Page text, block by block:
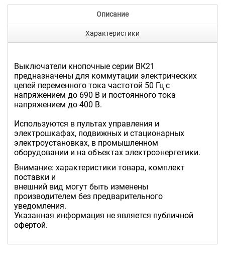
Описание
Характеристики
Выключатели кнопочные серии ВК21
предназначены для коммутации электрических
цепей переменного тока частотой 50 Гц с
напряжением до 690 В и постоянного тока
напряжением до 400 В.
Используются в пультах управления и
электрошкафах, подвижных и стационарных
электроустановках, в промышленном
оборудовании и на объектах электроэнергетики.
Внимание: характеристики товара, комплект
поставки и
внешний вид могут быть изменены
производителем без предварительного
уведомления.
Указанная информация не является публичной
офертой.